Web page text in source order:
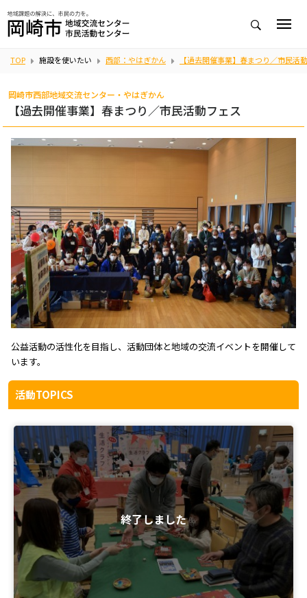
TOP 施設を使いたい 西部：やはぎかん 【過去開催事業】春まつり／市民活
岡崎市西部地域交流センター・やはぎかん
【過去開催事業】春まつり／市民活動フェス
公益活動の活性化を目指し、活動団体と地域の交流イベントを開催して
います。
活動TOPICS
終了しました